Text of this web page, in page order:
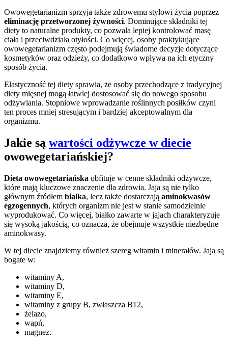
Owowegetarianizm sprzyja także zdrowemu stylowi życia poprzez
eliminację przetworzonej żywności. Dominujące składniki tej
diety to naturalne produkty, co pozwala lepiej kontrolować masę
ciała i przeciwdziała otyłości. Co więcej, osoby praktykujące
owowegetarianizm często podejmują świadome decyzje dotyczące
kosmetyków oraz odzieży, co dodatkowo wpływa na ich etyczny
sposób życia.
Elastyczność tej diety sprawia, że osoby przechodzące z tradycyjnej
diety mięsnej mogą łatwiej dostosować się do nowego sposobu
odżywiania. Stopniowe wprowadzanie roślinnych posiłków czyni
ten proces mniej stresującym i bardziej akceptowalnym dla
organizmu.
Jakie są wartości odżywcze w diecie
owowegetariańskiej?
Dieta owowegetariańska obfituje w cenne składniki odżywcze,
które mają kluczowe znaczenie dla zdrowia. Jaja są nie tylko
głównym źródłem białka, lecz także dostarczają aminokwasów
egzogennych, których organizm nie jest w stanie samodzielnie
wyprodukować. Co więcej, białko zawarte w jajach charakteryzuje
się wysoką jakością, co oznacza, że obejmuje wszystkie niezbędne
aminokwasy.
W tej diecie znajdziemy również szereg witamin i minerałów. Jaja są
bogate w:
witaminy A,
witaminy D,
witaminy E,
witaminy z grupy B, zwłaszcza B12,
żelazo,
wapń,
magnez.